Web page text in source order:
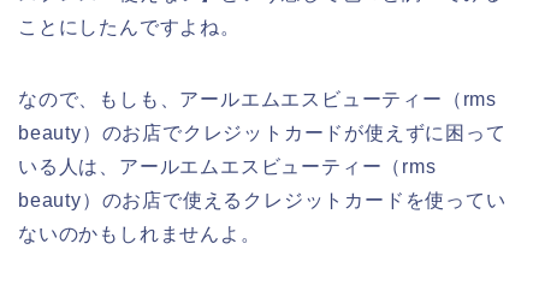
ことにしたんですよね。
なので、もしも、アールエムエスビューティー（rms
beauty）のお店でクレジットカードが使えずに困って
いる人は、アールエムエスビューティー（rms
beauty）のお店で使えるクレジットカードを使ってい
ないのかもしれませんよ。